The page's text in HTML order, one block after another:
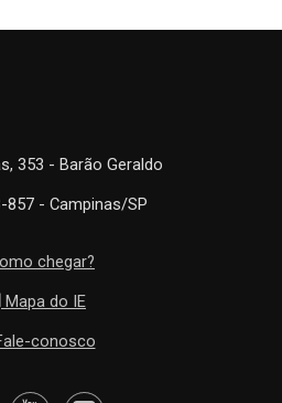
353 - Barão Geraldo
857 - Campinas/SP
chegar?
Mapa do IE
conosco